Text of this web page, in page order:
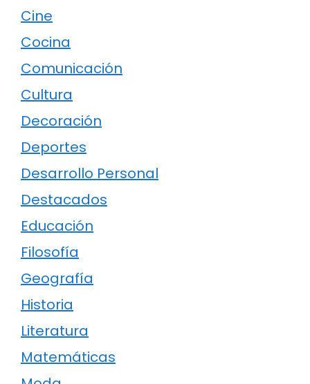
Cine
Cocina
Comunicación
Cultura
Decoración
Deportes
Desarrollo Personal
Destacados
Educación
Filosofía
Geografía
Historia
Literatura
Matemáticas